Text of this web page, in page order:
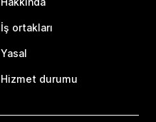
İş ortakları
Yasal
Hizmet durumu